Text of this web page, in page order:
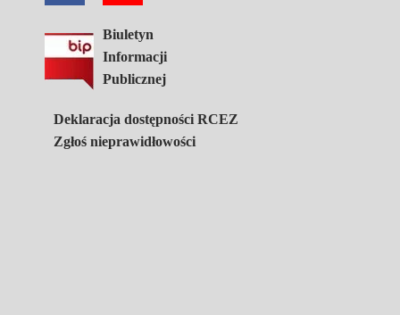
Biuletyn
Informacji
Publicznej
Deklaracja dostępności RCEZ
Zgłoś nieprawidłowości